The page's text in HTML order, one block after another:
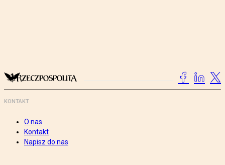
KONTAKT
O nas
Kontakt
Napisz do nas